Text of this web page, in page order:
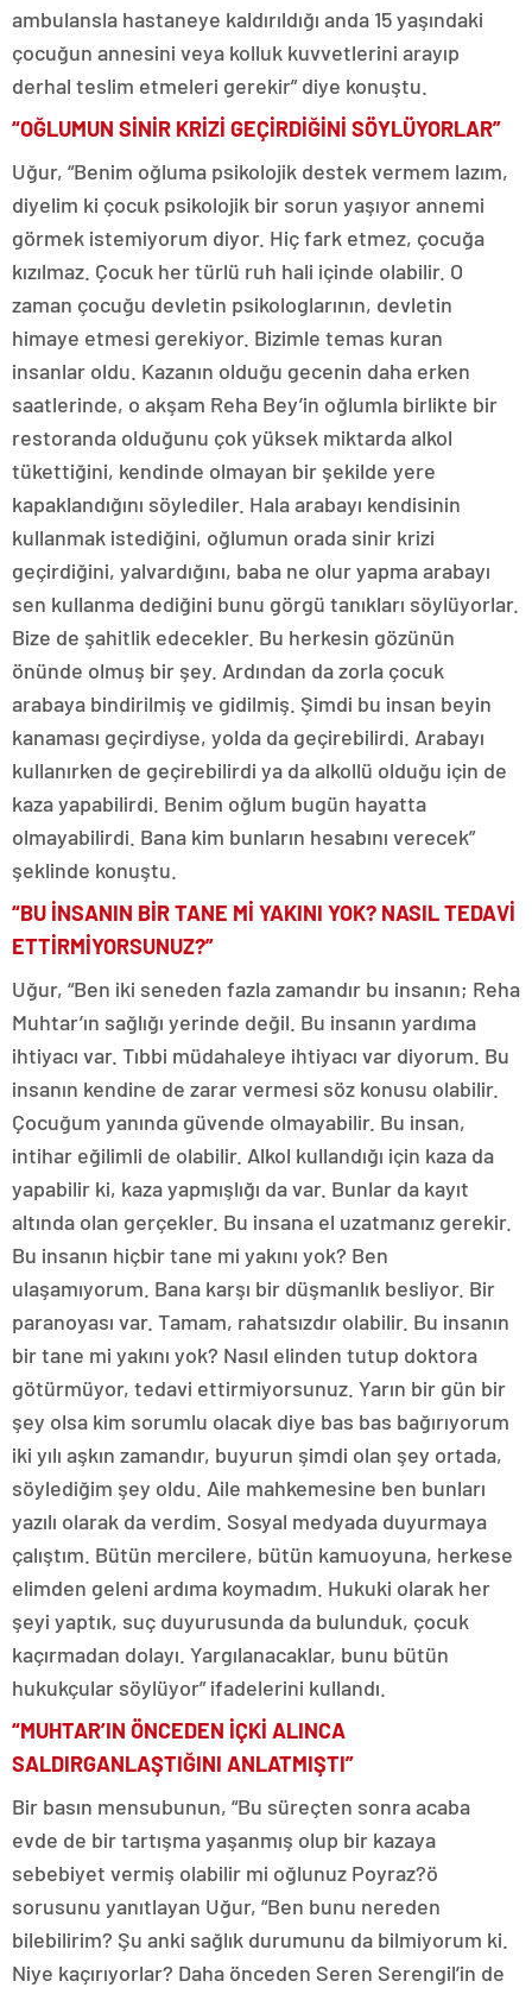
ambulansla hastaneye kaldırıldığı anda 15 yaşındaki
çocuğun annesini veya kolluk kuvvetlerini arayıp
derhal teslim etmeleri gerekir” diye konuştu.
“OĞLUMUN SİNİR KRİZİ GEÇİRDİĞİNİ SÖYLÜYORLAR”
Uğur, “Benim oğluma psikolojik destek vermem lazım,
diyelim ki çocuk psikolojik bir sorun yaşıyor annemi
görmek istemiyorum diyor. Hiç fark etmez, çocuğa
kızılmaz. Çocuk her türlü ruh hali içinde olabilir. O
zaman çocuğu devletin psikologlarının, devletin
himaye etmesi gerekiyor. Bizimle temas kuran
insanlar oldu. Kazanın olduğu gecenin daha erken
saatlerinde, o akşam Reha Bey’in oğlumla birlikte bir
restoranda olduğunu çok yüksek miktarda alkol
tükettiğini, kendinde olmayan bir şekilde yere
kapaklandığını söylediler. Hala arabayı kendisinin
kullanmak istediğini, oğlumun orada sinir krizi
geçirdiğini, yalvardığını, baba ne olur yapma arabayı
sen kullanma dediğini bunu görgü tanıkları söylüyorlar.
Bize de şahitlik edecekler. Bu herkesin gözünün
önünde olmuş bir şey. Ardından da zorla çocuk
arabaya bindirilmiş ve gidilmiş. Şimdi bu insan beyin
kanaması geçirdiyse, yolda da geçirebilirdi. Arabayı
kullanırken de geçirebilirdi ya da alkollü olduğu için de
kaza yapabilirdi. Benim oğlum bugün hayatta
olmayabilirdi. Bana kim bunların hesabını verecek”
şeklinde konuştu.
“BU İNSANIN BİR TANE Mİ YAKINI YOK? NASIL TEDAVİ
ETTİRMİYORSUNUZ?”
Uğur, “Ben iki seneden fazla zamandır bu insanın; Reha
Muhtar’ın sağlığı yerinde değil. Bu insanın yardıma
ihtiyacı var. Tıbbi müdahaleye ihtiyacı var diyorum. Bu
insanın kendine de zarar vermesi söz konusu olabilir.
Çocuğum yanında güvende olmayabilir. Bu insan,
intihar eğilimli de olabilir. Alkol kullandığı için kaza da
yapabilir ki, kaza yapmışlığı da var. Bunlar da kayıt
altında olan gerçekler. Bu insana el uzatmanız gerekir.
Bu insanın hiçbir tane mi yakını yok? Ben
ulaşamıyorum. Bana karşı bir düşmanlık besliyor. Bir
paranoyası var. Tamam, rahatsızdır olabilir. Bu insanın
bir tane mi yakını yok? Nasıl elinden tutup doktora
götürmüyor, tedavi ettirmiyorsunuz. Yarın bir gün bir
şey olsa kim sorumlu olacak diye bas bas bağırıyorum
iki yılı aşkın zamandır, buyurun şimdi olan şey ortada,
söylediğim şey oldu. Aile mahkemesine ben bunları
yazılı olarak da verdim. Sosyal medyada duyurmaya
çalıştım. Bütün mercilere, bütün kamuoyuna, herkese
elimden geleni ardıma koymadım. Hukuki olarak her
şeyi yaptık, suç duyurusunda da bulunduk, çocuk
kaçırmadan dolayı. Yargılanacaklar, bunu bütün
hukukçular söylüyor” ifadelerini kullandı.
“MUHTAR’IN ÖNCEDEN İÇKİ ALINCA
SALDIRGANLAŞTIĞINI ANLATMIŞTI”
Bir basın mensubunun, “Bu süreçten sonra acaba
evde de bir tartışma yaşanmış olup bir kazaya
sebebiyet vermiş olabilir mi oğlunuz Poyraz?ö
sorusunu yanıtlayan Uğur, “Ben bunu nereden
bilebilirim? Şu anki sağlık durumunu da bilmiyorum ki.
Niye kaçırıyorlar? Daha önceden Seren Serengil’in de